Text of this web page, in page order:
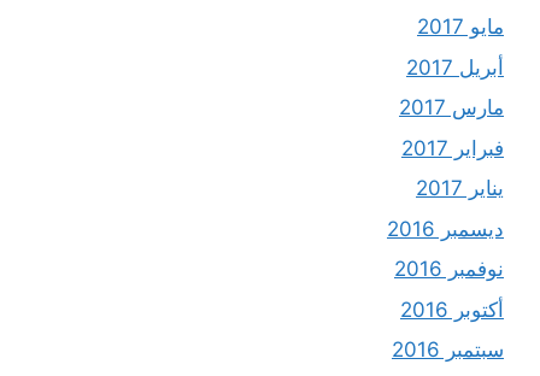
مايو 2017
أبريل 2017
مارس 2017
فبراير 2017
يناير 2017
ديسمبر 2016
نوفمبر 2016
أكتوبر 2016
سبتمبر 2016